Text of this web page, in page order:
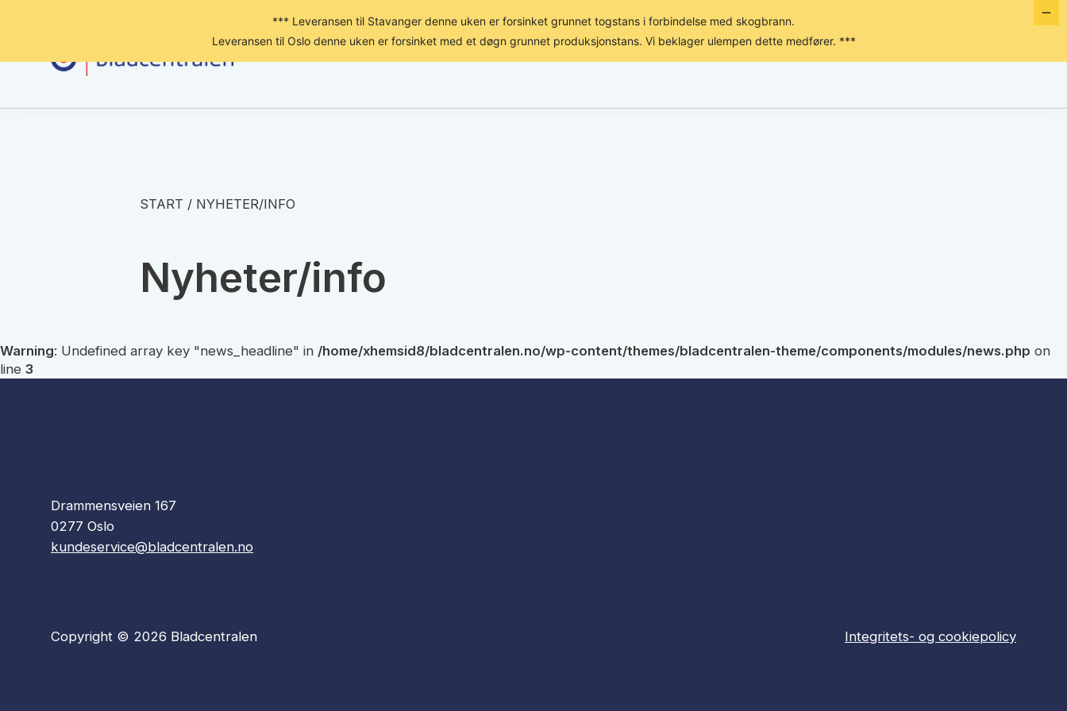
START / NYHETER/INFO
Nyheter/info
Warning: Undefined array key "news_headline" in /home/xhemsid8/bladcentralen.no/wp-content/themes/bladcentralen-theme/components/modules/news.php on
line 3
Drammensveien 167
0277 Oslo
kundeservice@bladcentralen.no
Copyright © 2026 Bladcentralen Integritets- og cookiepolicy
*** Leveransen til Stavanger denne uken er forsinket grunnet togstans i forbindelse med skogbrann.
Leveransen til Oslo denne uken er forsinket med et døgn grunnet produksjonstans. Vi beklager ulempen dette medfører. ***